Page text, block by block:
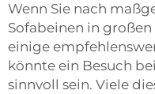
Wenn Sie nach
Sofabeinen in
einige
könnte ein Besuch
sinnvoll sein. Viele